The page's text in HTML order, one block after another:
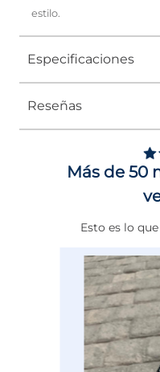
estilo.
Especificaciones
Tipo
Género
Reseñas
Más de 50
Esto es lo